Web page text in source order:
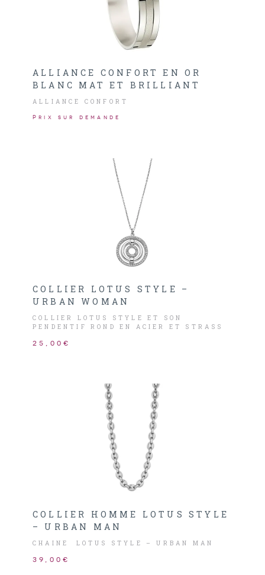
ALLIANCE CONFORT EN OR
BLANC MAT ET BRILLIANT
ALLIANCE CONFORT
Prix sur demande
COLLIER LOTUS STYLE –
URBAN WOMAN
COLLIER LOTUS STYLE ET SON
PENDENTIF ROND EN ACIER ET STRASS
25,00€
COLLIER HOMME LOTUS STYLE
– URBAN MAN
CHAINE LOTUS STYLE – URBAN MAN
39,00€